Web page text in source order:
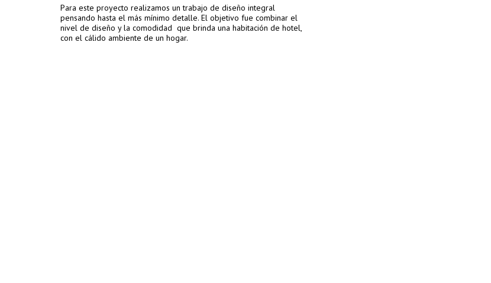
Para este proyecto realizamos un trabajo de diseño integral
pensando hasta el más mínimo detalle. El objetivo fue combinar el
nivel de diseño y la comodidad que brinda una habitación de hotel,
con el cálido ambiente de un hogar.